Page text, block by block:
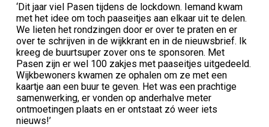
‘Dit jaar viel Pasen tijdens de lockdown. Iemand kwam
met het idee om toch paaseitjes aan elkaar uit te delen.
We lieten het rondzingen door er over te praten en er
over te schrijven in de wijkkrant en in de nieuwsbrief. Ik
kreeg de buurtsuper zover ons te sponsoren. Met
Pasen zijn er wel 100 zakjes met paaseitjes uitgedeeld.
Wijkbewoners kwamen ze ophalen om ze met een
kaartje aan een buur te geven. Het was een prachtige
samenwerking, er vonden op anderhalve meter
ontmoetingen plaats en er ontstaat zó weer iets
nieuws!’